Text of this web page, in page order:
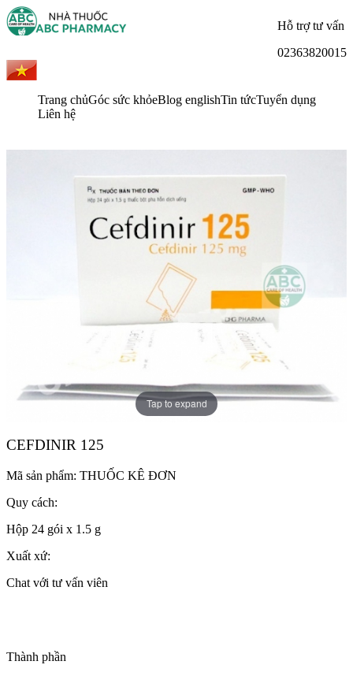
Hỗ trợ tư vấn
02363820015
Trang chủGóc sức khỏeBlog englishTin tứcTuyển dụng
Liên hệ
Tap to expand
CEFDINIR 125
Mã sản phẩm: THUỐC KÊ ĐƠN
Quy cách:
Hộp 24 gói x 1.5 g
Xuất xứ:
Chat với tư vấn viên
Thành phần